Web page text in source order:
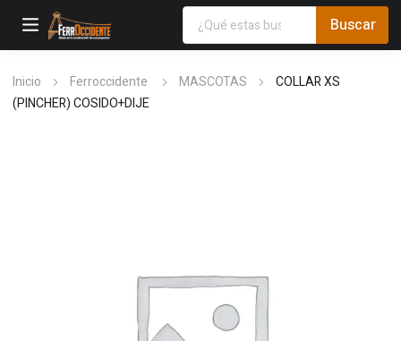
Inicio Ferroccidente MASCOTAS
COLLAR XS
(PINCHER) COSIDO+DIJE